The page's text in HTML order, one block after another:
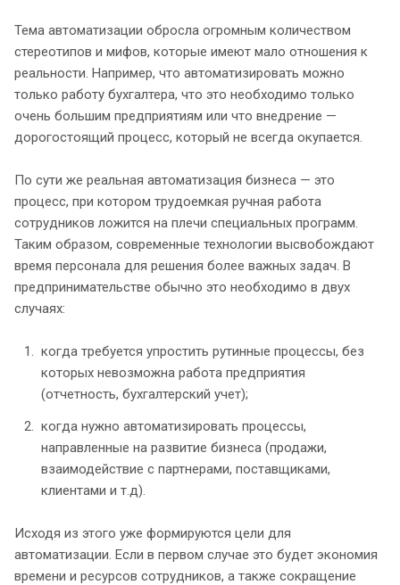
Тема автоматизации обросла огромным количеством
стереотипов и мифов, которые имеют мало отношения к
реальности. Например, что автоматизировать можно
только работу бухгалтера, что это необходимо только
очень большим предприятиям или что внедрение —
дорогостоящий процесс, который не всегда окупается.
По сути же реальная автоматизация бизнеса — это
процесс, при котором трудоемкая ручная работа
сотрудников ложится на плечи специальных программ.
Таким образом, современные технологии высвобождают
время персонала для решения более важных задач. В
предпринимательстве обычно это необходимо в двух
случаях:
когда требуется упростить рутинные процессы, без
которых невозможна работа предприятия
(отчетность, бухгалтерский учет);
когда нужно автоматизировать процессы,
направленные на развитие бизнеса (продажи,
взаимодействие с партнерами, поставщиками,
клиентами и т.д).
Исходя из этого уже формируются цели для
автоматизации. Если в первом случае это будет экономия
времени и ресурсов сотрудников, а также сокращение